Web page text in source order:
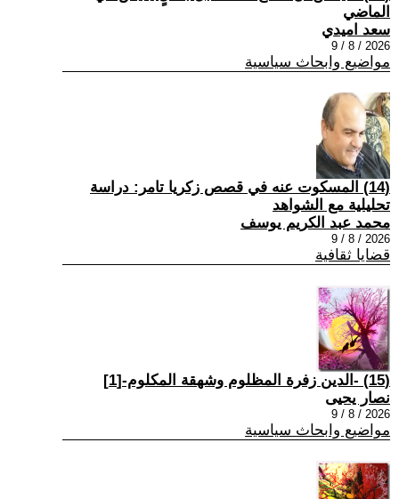
الماضي
سعد اميدي
2026 / 8 / 9
مواضيع وابحاث سياسية
(14) المسكوت عنه في قصص زكريا تامر: دراسة
تحليلية مع الشواهد
محمد عبد الكريم يوسف
2026 / 8 / 9
قضايا ثقافية
(15) -الدين زفرة المظلوم وشهقة المكلوم-[1]
نصار يحيى
2026 / 8 / 9
مواضيع وابحاث سياسية